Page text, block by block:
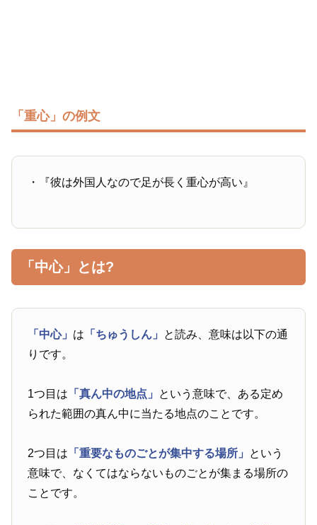
「重心」の例文
・『彼は外国人なので足が長く重心が高い』
「中心」とは?
「中心」 は 「ちゅうしん」 と読み、意味は以下の通
りです。
1つ目は 「真ん中の地点」 という意味で、ある定め
られた範囲の真ん中に当たる地点のことです。
2つ目は 「重要なものごとが集中する場所」 という
意味で、なくてはならないものごとが集まる場所の
ことです。